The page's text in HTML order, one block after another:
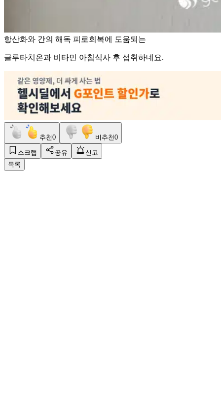
항산화와 간의 해독 피로회복에 도움되는
글루타치온과 비타민 아침식사 후 섭취하네요.
추천0 비추천0
스크랩 공유
신고
목록